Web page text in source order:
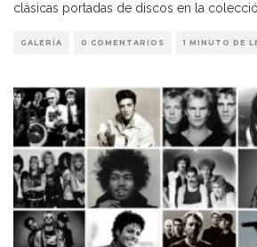
clásicas portadas de discos en la
GALERÍA 0 COMENTARIOS 1 MINUTO DE